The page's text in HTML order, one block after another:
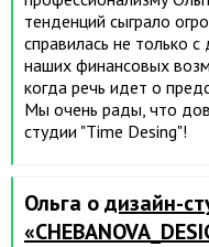
тенденций сыграло
справилась не только
наших финансовых
когда речь идет о
Мы очень рады, что
студии "Time Desing"!
Ольга одизайн-